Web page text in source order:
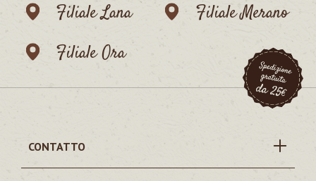
Filiale Lana
Filiale Merano
Filiale Ora
CONTATTO